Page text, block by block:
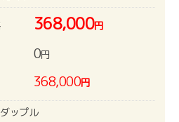
368,000円
0円
368,000円
ップル